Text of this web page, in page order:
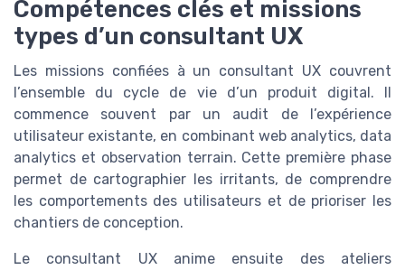
Compétences clés et missions
types d’un consultant UX
Les missions confiées à un consultant UX couvrent
l’ensemble du cycle de vie d’un produit digital. Il
commence souvent par un audit de l’expérience
utilisateur existante, en combinant web analytics, data
analytics et observation terrain. Cette première phase
permet de cartographier les irritants, de comprendre
les comportements des utilisateurs et de prioriser les
chantiers de conception.
Le consultant UX anime ensuite des ateliers